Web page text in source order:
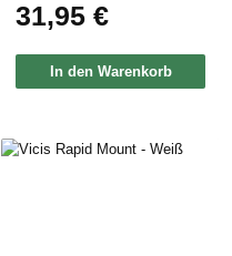
Regulärer Preis:
31,95 €
In den Warenkorb